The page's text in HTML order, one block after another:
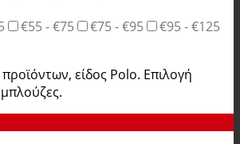
€55 - €75 €75 - €95
€95 - €125
προϊόντων, είδος Polo. Επιλογή